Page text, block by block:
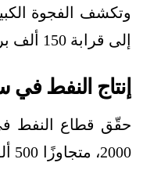
وتكشف الفجوة
إلى قرابة 150 ألف برميل يوميًا، التحديات الجسيمة التي تواجه القطاع.
إنتاج النفط في
حقّق قطاع النفط